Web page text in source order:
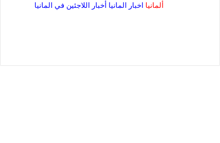
ألمانيا اخبار المانيا أخبار اللاجئين في المانيا